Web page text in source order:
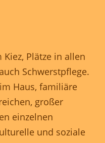
Plätze in allen
Schwerstpflege.
Haus, familiäre
großer
einzelnen
und soziale